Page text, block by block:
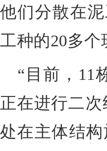
他们分散在
工种的20多个
“目前，11
正在进行二
处在主体结